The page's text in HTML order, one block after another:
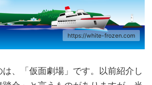
https://white-frozen.com
、「仮面劇場」です。以前紹介し